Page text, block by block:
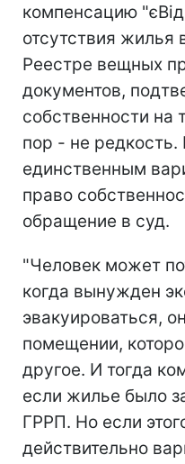
компенсацию
отсутствия жилья
Реестре вещных
документов,
собственности на
пор - не редкость.
единственным
право
обращение в суд.
"Человек может
когда вынужден
эвакуироваться,
помещении,
другое. И тогда
если жилье было
ГРРП. Но если
действительно